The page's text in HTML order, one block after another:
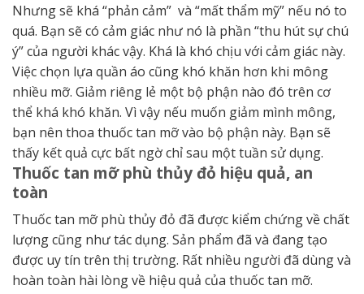
Nhưng sẽ khá “phản cảm” và “mất thẩm mỹ” nếu nó to
quá. Bạn sẽ có cảm giác như nó là phần “thu hút sự chú
ý” của người khác vậy. Khá là khó chịu với cảm giác này.
Việc chọn lựa quần áo cũng khó khăn hơn khi mông
nhiều mỡ. Giảm riêng lẻ một bộ phận nào đó trên cơ
thể khá khó khăn. Vì vậy nếu muốn giảm mình mông,
bạn nên thoa thuốc tan mỡ vào bộ phận này. Bạn sẽ
thấy kết quả cực bất ngờ chỉ sau một tuần sử dụng.
Thuốc tan mỡ phù thủy đỏ hiệu quả, an
toàn
Thuốc tan mỡ phù thủy đỏ đã được kiểm chứng về chất
lượng cũng như tác dụng. Sản phẩm đã và đang tạo
được uy tín trên thị trường. Rất nhiều người đã dùng và
hoàn toàn hài lòng về hiệu quả của thuốc tan mỡ.